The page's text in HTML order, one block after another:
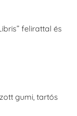
felirattal és
gumi, tartós